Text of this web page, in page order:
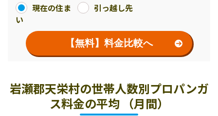
現在の住ま
い
引っ越し先
【無料】料金比較へ
岩瀬郡天栄村の世帯人数別プロパンガ
ス料金の平均 （月間）